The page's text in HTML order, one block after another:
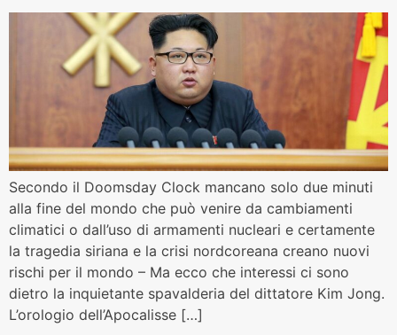
Secondo il Doomsday Clock mancano solo due minuti
alla fine del mondo che può venire da cambiamenti
climatici o dall’uso di armamenti nucleari e certamente
la tragedia siriana e la crisi nordcoreana creano nuovi
rischi per il mondo – Ma ecco che interessi ci sono
dietro la inquietante spavalderia del dittatore Kim Jong.
L’orologio dell’Apocalisse […]